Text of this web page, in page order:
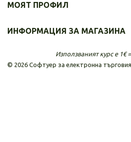
© 2026 Софтуер за електронна
МОЯТ ПРОФИЛ
ИНФОРМАЦИЯ ЗА МАГАЗИНА
Използваният курс е 1€